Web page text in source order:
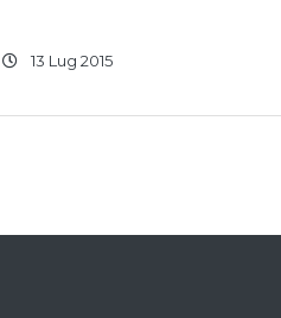
13 Lug 2015